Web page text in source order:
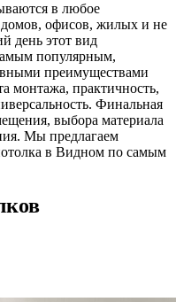
в любое
домов, офисов, жилых и не
день этот вид
популярным,
преимуществами
монтажа, практичность,
Финальная
выбора материала
Мы предлагаем
в Видном по самым